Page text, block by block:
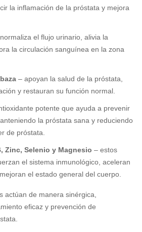
la inflamación de la próstata y mejora
el flujo urinario, alivia la
la circulación sanguínea en la zona
– apoyan la salud de la próstata,
y restauran su función normal.
potente que ayuda a prevenir
la próstata sana y reduciendo
de próstata.
Zinc, Selenio y Magnesio – estos
el sistema inmunológico, aceleran
el estado general del cuerpo.
actúan de manera sinérgica,
eficaz y prevención de